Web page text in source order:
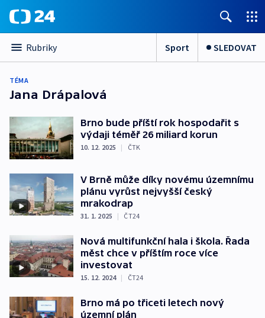
Rubriky Sport SLEDOVAT
TÉMA
Jana Drápalová
Brno bude příští rok hospodařit s
výdaji téměř 26 miliard korun
10. 12. 2025 | ČTK
V Brně může díky novému územnímu
plánu vyrůst nejvyšší český
mrakodrap
31. 1. 2025 | ČT24
Nová multifunkční hala i škola. Řada
měst chce v příštím roce více
investovat
15. 12. 2024 | ČT24
Brno má po třiceti letech nový
územní plán